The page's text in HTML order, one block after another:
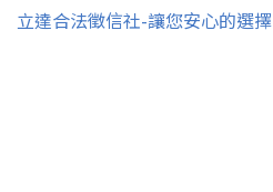
立達合法徵信社-讓您安心的選擇